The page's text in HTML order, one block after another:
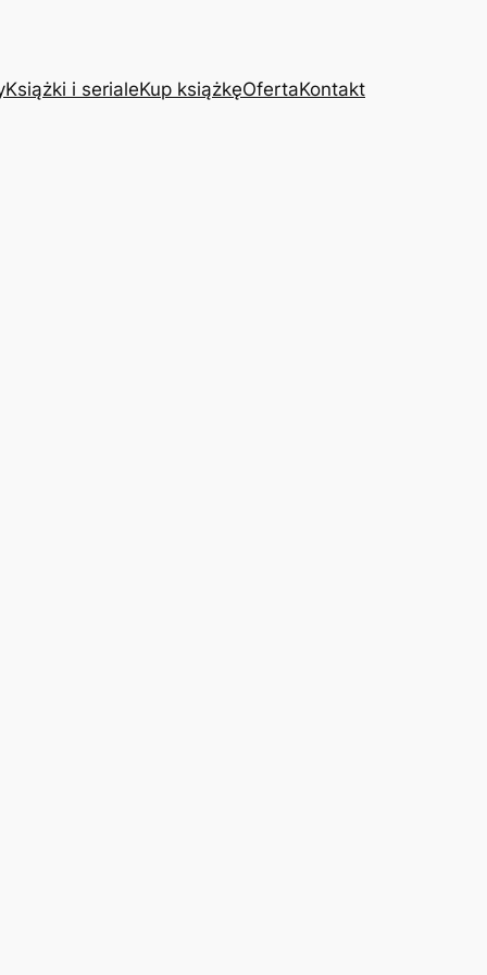
Książki i serialeKup książkęOfertaKontakt